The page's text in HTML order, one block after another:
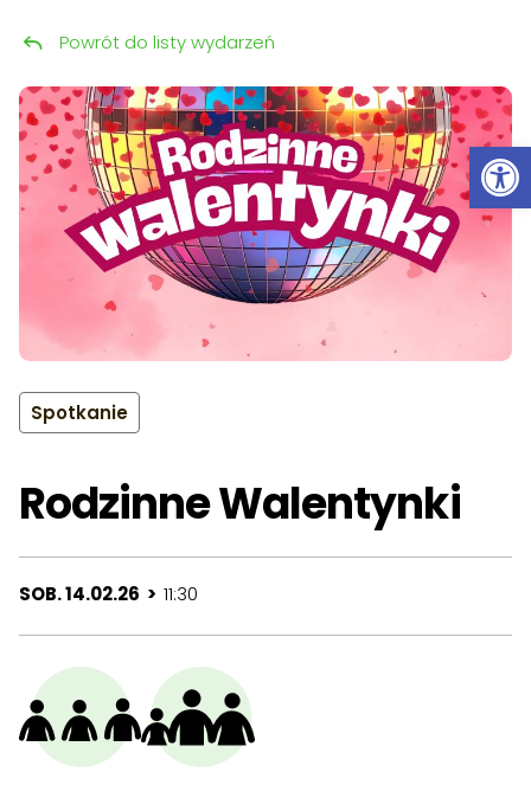
Przeskocz do treści
Spotkanie
Rodzinne Walentynki
SOB. 14.02.26 > 11:30
Powrót do listy wydarzeń